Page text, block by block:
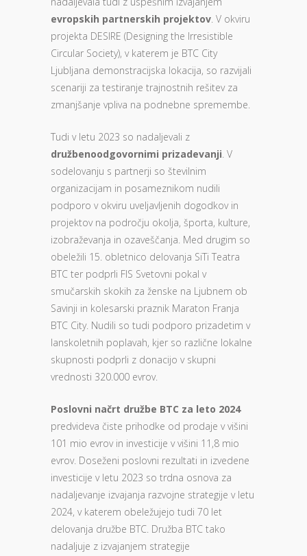
evropskih partnerskih projektov. V okviru
projekta DESIRE (Designing the Irresistible
Circular Society), v katerem je BTC City
Ljubljana demonstracijska lokacija, so razvijali
scenariji za testiranje trajnostnih rešitev za
zmanjšanje vpliva na podnebne spremembe.
Tudi v letu 2023 so nadaljevali z
družbenoodgovornimi prizadevanji. V
sodelovanju s partnerji so številnim
organizacijam in posameznikom nudili
podporo v okviru uveljavljenih dogodkov in
projektov na področju okolja, športa, kulture,
izobraževanja in ozaveščanja. Med drugim so
obeležili 15. obletnico delovanja SiTi Teatra
BTC ter podprli FIS Svetovni pokal v
smučarskih skokih za ženske na Ljubnem ob
Savinji in kolesarski praznik Maraton Franja
BTC City. Nudili so tudi podporo prizadetim v
lanskoletnih poplavah, kjer so različne lokalne
skupnosti podprli z donacijo v skupni
vrednosti 320.000 evrov.
Poslovni načrt družbe BTC za leto 2024
predvideva čiste prihodke od prodaje v višini
101 mio evrov in investicije v višini 11,8 mio
evrov. Doseženi poslovni rezultati in izvedene
investicije v letu 2023 so trdna osnova za
nadaljevanje izvajanja razvojne strategije v letu
2024, v katerem obeležujejo tudi 70 let
delovanja družbe BTC. Družba BTC tako
nadaljuje z izvajanjem strategije